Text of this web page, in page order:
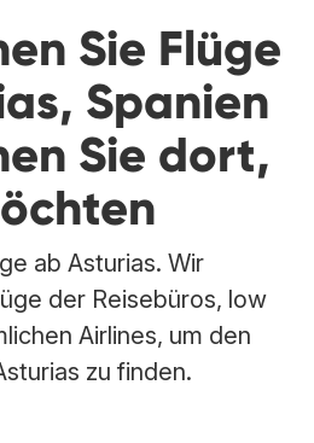
Sie Flüge
Spanien
Sie dort,
ab Asturias. Wir
der Reisebüros, low
Airlines, um den
zu finden.